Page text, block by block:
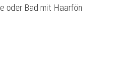
oder Bad mit Haarfön